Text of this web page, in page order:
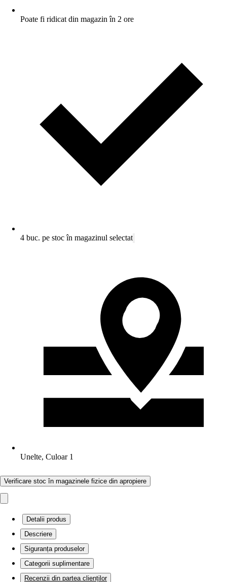
Poate fi ridicat din magazin în 2 ore
4 buc. pe stoc în magazinul selectat
Unelte, Culoar 1
Verificare stoc în magazinele fizice din apropiere
Detalii produs
Descriere
Siguranța produselor
Categorii suplimentare
Recenzii din partea clienților